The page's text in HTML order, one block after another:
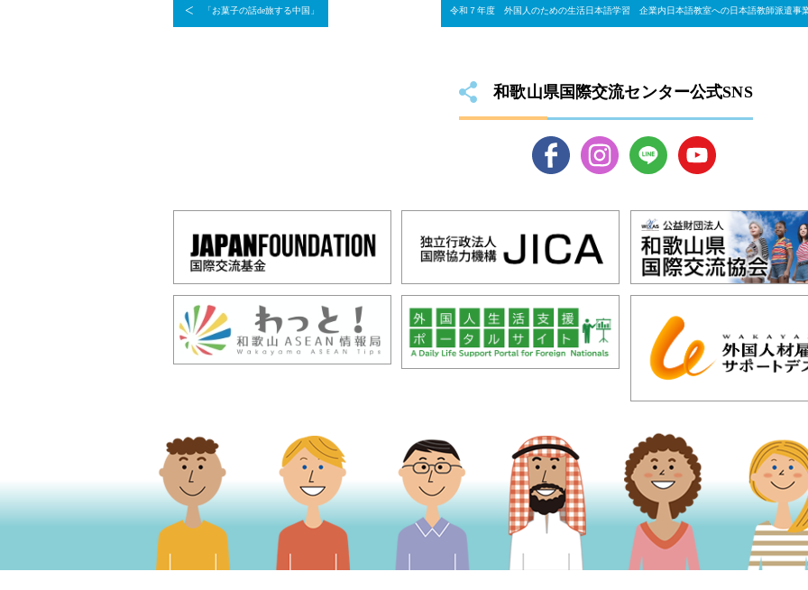
< 「お菓子の話de旅する中国」 令和７年度 外国人のための生活日本語学習 企業内日本語教室への日本語教師派遣事
和歌山県国際交流センター公式SNS